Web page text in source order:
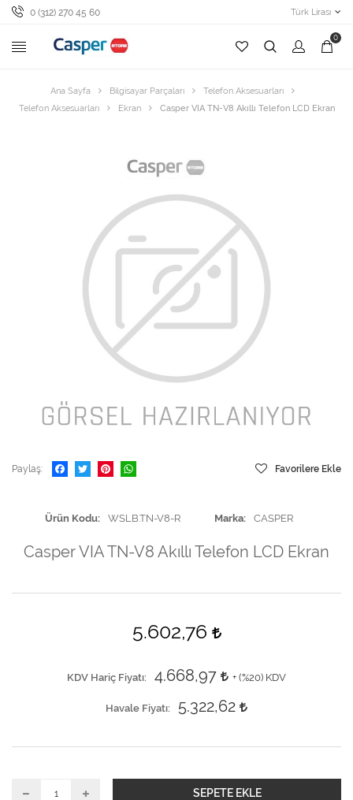
0 (312) 270 45 60 Türk Lirası
0
Ana Sayfa Bilgisayar Parçaları
Telefon Aksesuarları
Telefon Aksesuarları
Ekran Casper VIA TN-V8 Akıllı Telefon LCD Ekran
Paylaş Favorilere Ekle
Ürün Kodu WSLB.TN-V8-R Marka CASPER
Casper VIA TN-V8 Akıllı Telefon LCD Ekran
5.602,76
KDV Hariç Fiyatı 4.668,97 + (%20) KDV
Havale Fiyatı 5.322,62
SEPETE EKLE